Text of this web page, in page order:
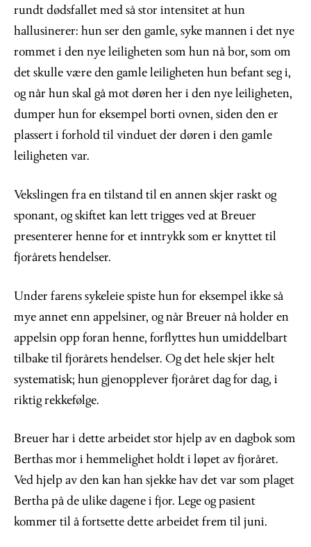
rundt dødsfallet med så stor intensitet at hun
hallusinerer: hun ser den gamle, syke mannen i det nye
rommet i den nye leiligheten som hun nå bor, som om
det skulle være den gamle leiligheten hun befant seg i,
og når hun skal gå mot døren her i den nye leiligheten,
dumper hun for eksempel borti ovnen, siden den er
plassert i forhold til vinduet der døren i den gamle
leiligheten var.
Vekslingen fra en tilstand til en annen skjer raskt og
sponant, og skiftet kan lett trigges ved at Breuer
presenterer henne for et inntrykk som er knyttet til
fjorårets hendelser.
Under farens sykeleie spiste hun for eksempel ikke så
mye annet enn appelsiner, og når Breuer nå holder en
appelsin opp foran henne, forflyttes hun umiddelbart
tilbake til fjorårets hendelser. Og det hele skjer helt
systematisk; hun gjenopplever fjoråret dag for dag, i
riktig rekkefølge.
Breuer har i dette arbeidet stor hjelp av en dagbok som
Berthas mor i hemmelighet holdt i løpet av fjoråret.
Ved hjelp av den kan han sjekke hav det var som plaget
Bertha på de ulike dagene i fjor. Lege og pasient
kommer til å fortsette dette arbeidet frem til juni.